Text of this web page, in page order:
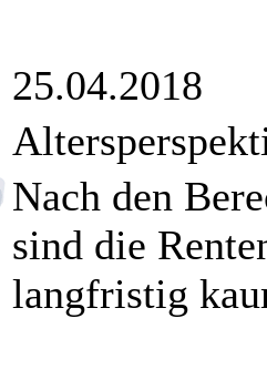
25.04.2018
Nach den
sind die
langfristig